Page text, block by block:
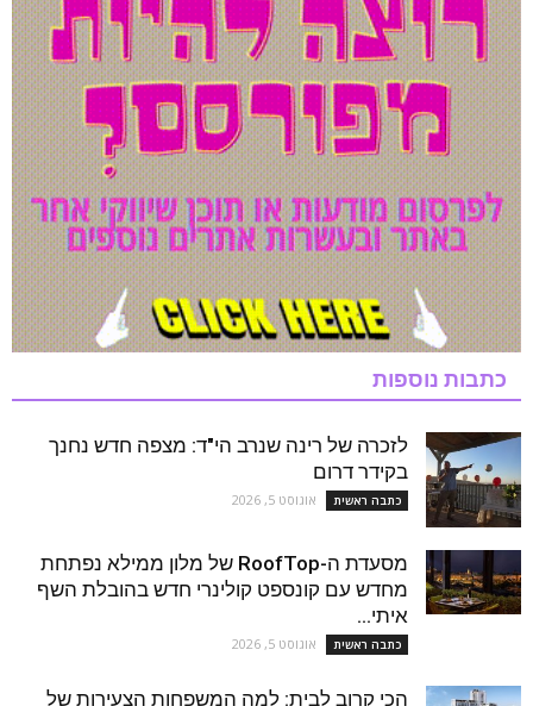
כתבות נוספות
לזכרה של רינה שנרב הי"ד: מצפה חדש נחנך
בקידר דרום
כתבה ראשית אוגוסט 5, 2026
מסעדת ה-RoofTop של מלון ממילא נפתחת
מחדש עם קונספט קולינרי חדש בהובלת השף
איתי...
כתבה ראשית אוגוסט 5, 2026
הכי קרוב לבית: למה המשפחות הצעירות של